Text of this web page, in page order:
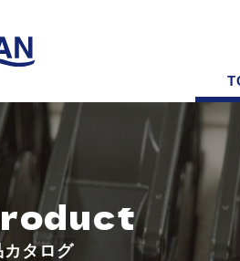
カタログ